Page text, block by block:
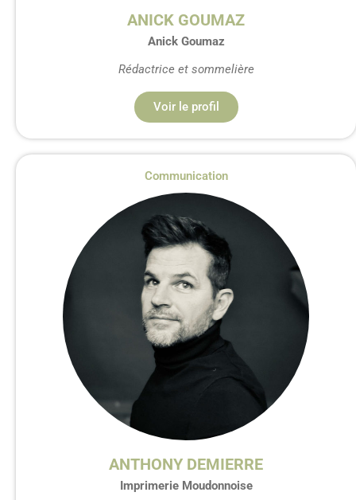
ANICK GOUMAZ
Anick Goumaz
Rédactrice et sommelière
Voir le profil
Communication
ANTHONY DEMIERRE
Imprimerie Moudonnoise